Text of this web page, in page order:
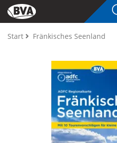
Start Fränkisches Seenland